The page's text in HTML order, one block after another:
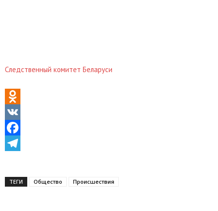
Следственный комитет Беларуси
Odnoklassniki
VK
Facebook
ТЕГИ Общество Происшествия